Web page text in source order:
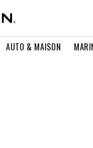
AUTO & MAISON